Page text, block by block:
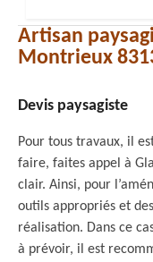
Artisan
Montrieux
Devis paysagiste
Pour tous travaux, il
faire, faites appel à
clair. Ainsi, pour
outils appropriés et
réalisation. Dans ce
à prévoir, il est